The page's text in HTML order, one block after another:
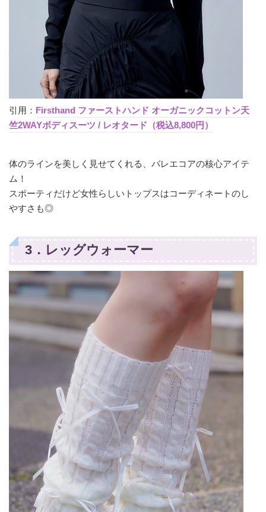
引用： Firsthand ファーストハンド オーガニックコットン天
竺2WAYボディスーツ / レオタード（税込8,800円）
体のラインを美しく見せてくれる、バレエコアの核心アイテ
ム！
スポーティだけど女性らしいトップスはコーディネートのし
やすさも◎
3．レッグウォーマー